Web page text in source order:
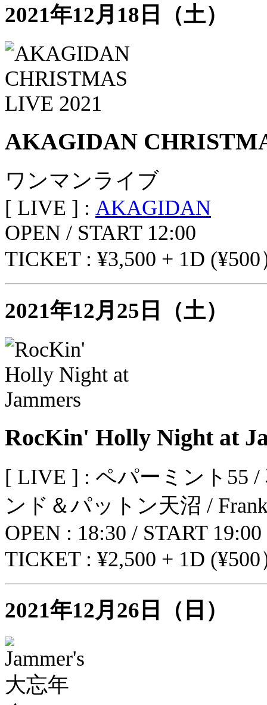
2021年12月18日（土）
AKAGIDAN
ワンマンライブ
[ LIVE ] : AKAGIDAN
OPEN / START 12:00
TICKET : ¥3,500 + 1D (¥500
2021年12月25日（土）
RocKin' Holly Night at
[ LIVE ] : ペパーミント55
ンド＆パットン天沼 /
OPEN : 18:30 / START 19:00
TICKET : ¥2,500 + 1D (¥500
2021年12月26日（日）